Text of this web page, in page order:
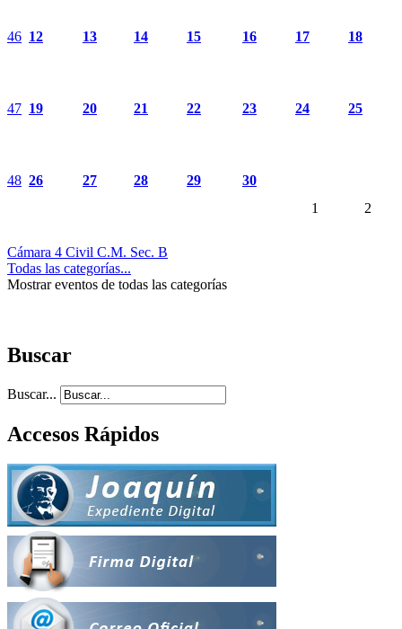
46 12 13 14 15 16 17 18
47 19 20 21 22 23 24 25
48 26 27 28 29
30
1
2
Cámara 4 Civil C.M. Sec. B
Todas las categorías...
Mostrar eventos de todas las categorías
Buscar
Buscar...
Accesos Rápidos